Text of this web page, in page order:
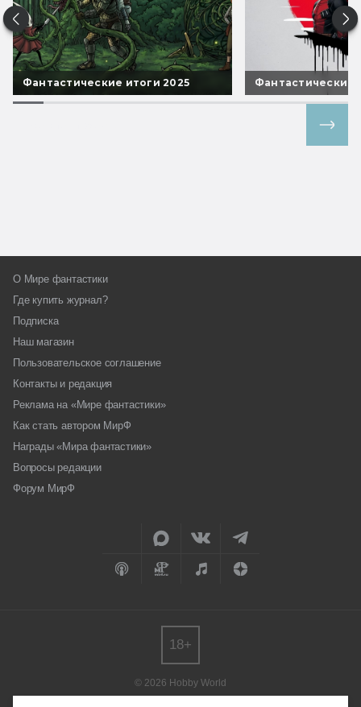
Фантастические итоги 2025 Фантастические
О Мире фантастики
Где купить журнал?
Подписка
Наш магазин
Пользовательское соглашение
Контакты и редакция
Реклама на «Мире фантастики»
Как стать автором МирФ
Награды «Мира фантастики»
Вопросы редакции
Форум МирФ
© 2026 Hobby World
18+